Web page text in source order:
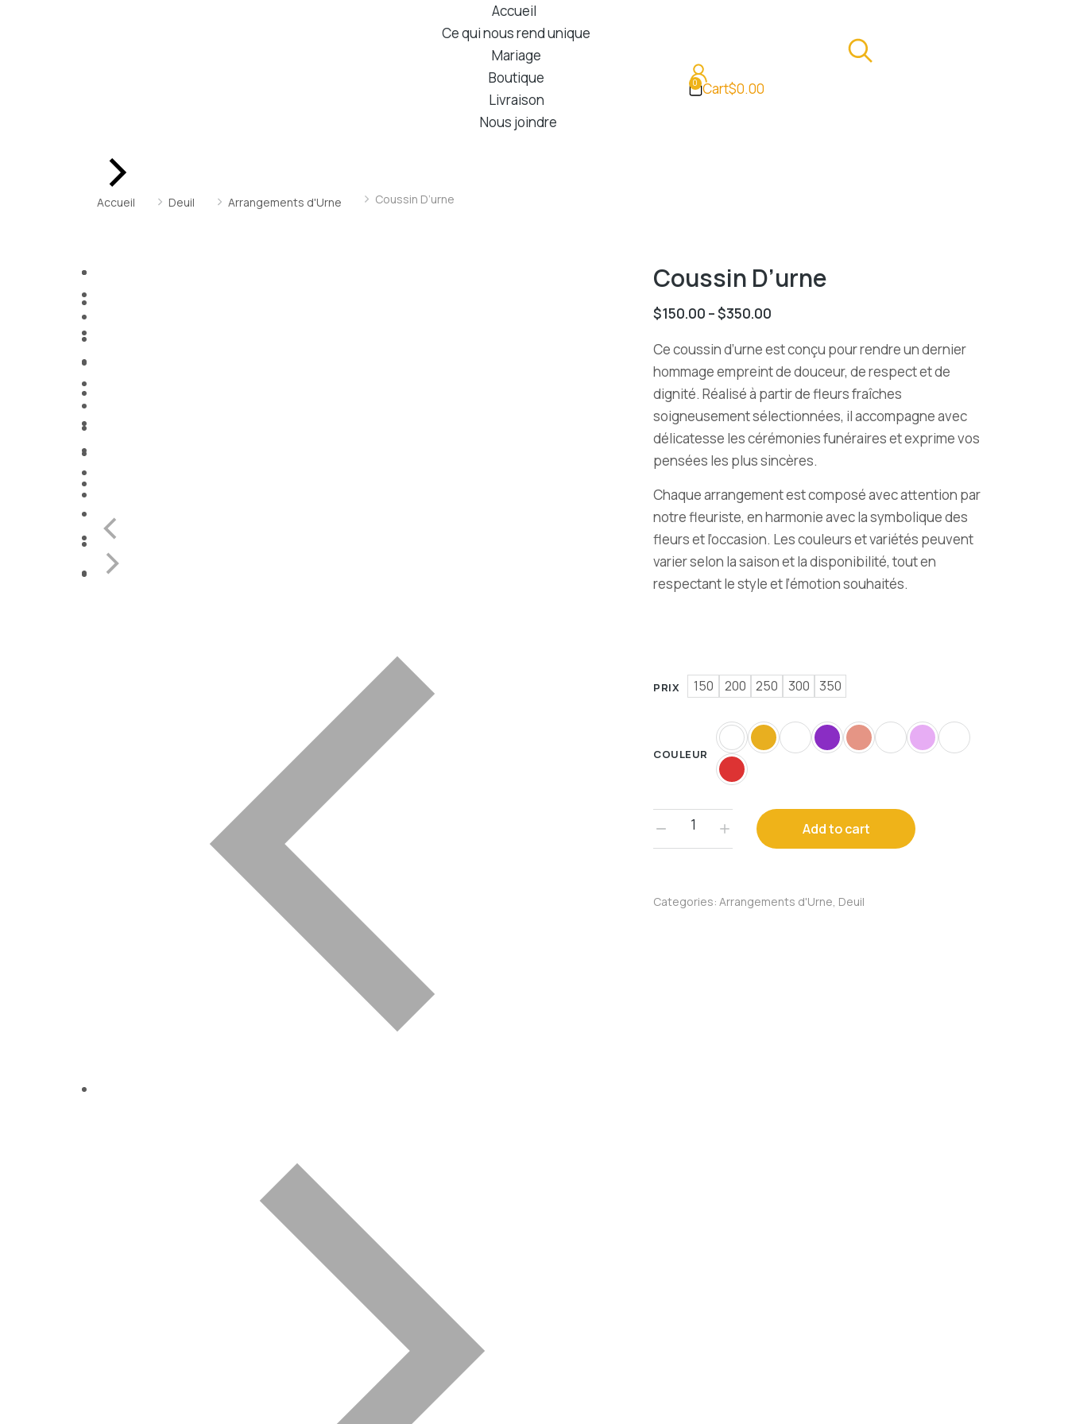
Accueil
Ce qui nous rend unique
Mariage
Boutique
Livraison
Nous joindre
Cart$0.00
Vous êtes ici :
Accueil Deuil Arrangements d'Urne Coussin D’urne
Coussin D’urne
$150.00 –$350.00
Ce coussin d’urne est conçu pour rendre un dernier
hommage empreint de douceur, de respect et de
dignité. Réalisé à partir de fleurs fraîches
soigneusement sélectionnées, il accompagne avec
délicatesse les cérémonies funéraires et exprime vos
pensées les plus sincères.
Chaque arrangement est composé avec attention par
notre fleuriste, en harmonie avec la symbolique des
fleurs et l’occasion. Les couleurs et variétés peuvent
varier selon la saison et la disponibilité, tout en
respectant le style et l’émotion souhaités.
PRIX 150 200 250 300 350
COULEUR
Add to cart
Categories: Arrangements d'Urne, Deuil